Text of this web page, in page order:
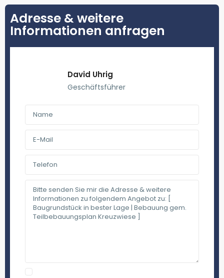
Adresse & weitere
Informationen anfragen
David Uhrig
Geschäftsführer